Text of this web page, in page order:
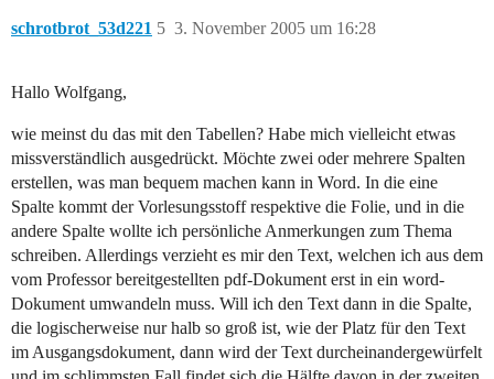
schrotbrot_53d221 3. November 2005 um 16:28
5
Hallo Wolfgang,
wie meinst du das mit den Tabellen? Habe mich vielleicht etwas
missverständlich ausgedrückt. Möchte zwei oder mehrere Spalten
erstellen, was man bequem machen kann in Word. In die eine
Spalte kommt der Vorlesungsstoff respektive die Folie, und in die
andere Spalte wollte ich persönliche Anmerkungen zum Thema
schreiben. Allerdings verzieht es mir den Text, welchen ich aus dem
vom Professor bereitgestellten pdf-Dokument erst in ein word-
Dokument umwandeln muss. Will ich den Text dann in die Spalte,
die logischerweise nur halb so groß ist, wie der Platz für den Text
im Ausgangsdokument, dann wird der Text durcheinandergewürfelt